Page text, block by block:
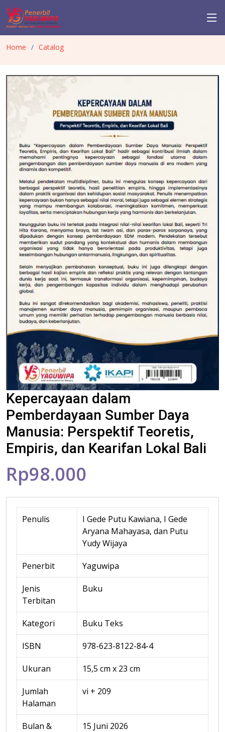
Home Catalog
Kepercayaan dalam
Pemberdayaan Sumber Daya
Manusia: Perspektif Teoretis,
Empiris, dan Kearifan Lokal Bali
Rp98.000
Penulis
I Gede Putu Kawiana, I Gede
Aryana Mahayasa, dan Putu
Yudy Wijaya
Penerbit Yaguwipa
Jenis
Terbitan
Buku
Kategori Buku Teks
ISBN 978-623-8122-84-4
Ukuran 15,5 cm x 23 cm
Jumlah
Halaman
vi + 209
Bulan &
15 Juni 2026